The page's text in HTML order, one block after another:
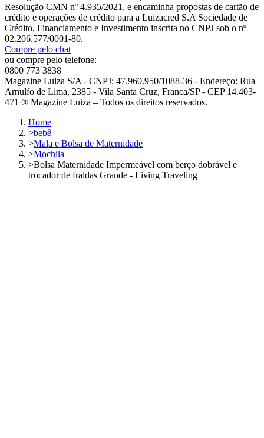
Resolução CMN nº 4.935/2021, e encaminha propostas de cartão de
crédito e operações de crédito para a Luizacred S.A Sociedade de
Crédito, Financiamento e Investimento inscrita no CNPJ sob o nº
02.206.577/0001-80.
Compre pelo chat
ou compre pelo telefone:
0800 773 3838
Magazine Luiza S/A - CNPJ: 47.960.950/1088-36 - Endereço: Rua
Arnulfo de Lima, 2385 - Vila Santa Cruz, Franca/SP - CEP 14.403-
471 ® Magazine Luiza – Todos os direitos reservados.
Home
>bebê
>Mala e Bolsa de Maternidade
>Mochila
>Bolsa Maternidade Impermeável com berço dobrável e
trocador de fraldas Grande - Living Traveling